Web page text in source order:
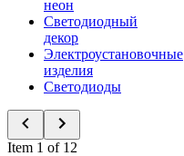
неон
Светодиодный
декор
Электроустановочные
изделия
Светодиоды
Item 1 of 12